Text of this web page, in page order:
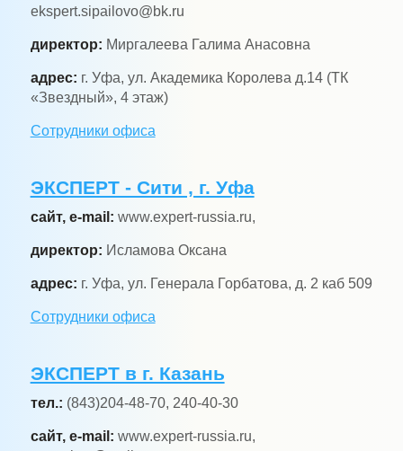
ekspert.sipailovo@bk.ru
директор: Миргалеева Галима Анасовна
адрес: г. Уфа, ул. Академика Королева д.14 (ТК
«Звездный», 4 этаж)
Сотрудники офиса
ЭКСПЕРТ - Сити , г. Уфа
сайт, e-mail: www.expert-russia.ru,
директор: Исламова Оксана
адрес: г. Уфа, ул. Генерала Горбатова, д. 2 каб 509
Сотрудники офиса
ЭКСПЕРТ в г. Казань
тел.: (843)204-48-70, 240-40-30
сайт, e-mail: www.expert-russia.ru,